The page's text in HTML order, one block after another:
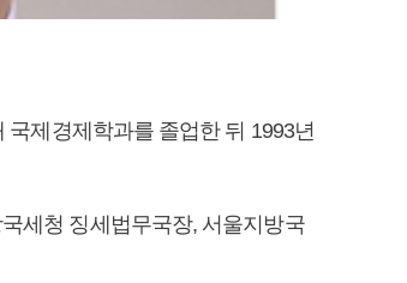
제경제학과를 졸업한 뒤 1993년
세청 징세법무국장, 서울지방국